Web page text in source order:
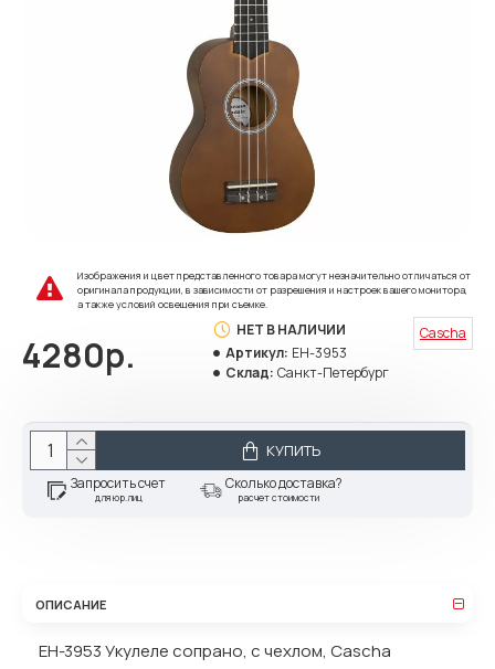
Изображения и цвет представленного товара могут незначительно отличаться от
оригинала продукции, в зависимости от разрешения и настроек вашего монитора,
а также условий освещения при съемке.
4280р.
НЕТ В НАЛИЧИИ
Артикул: EH-3953
Склад: Санкт-Петербург
Cascha
КУПИТЬ
Запросить счет
для юр.лиц
Сколько доставка?
расчет стоимости
ОПИСАНИЕ
EH-3953 Укулеле сопрано, с чехлом, Cascha